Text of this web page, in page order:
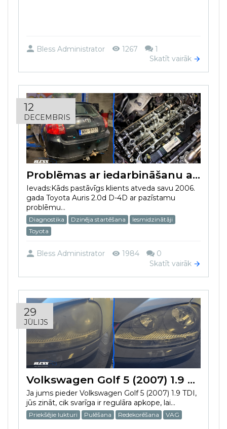
Bless Administrator 1267
1
Skatīt vairāk
12
DECEMBRIS
Problēmas ar iedarbināšanu aukstajā sezonā risināšana Toyota Auris 2.0d D-4D 2006
Ievads:Kāds pastāvīgs klients atveda savu 2006.
gada Toyota Auris 2.0d D-4D ar pazīstamu
problēmu...
Diagnostika Dzinēja startēšana
Iesmidzinātāji
Toyota
Bless Administrator 1984
0
Skatīt vairāk
29
JŪLIJS
Volkswagen Golf 5 (2007) 1.9 TDI priekšējo lukturu pulēšana: uzlabota drošība un estētika
Ja jums pieder Volkswagen Golf 5 (2007) 1.9 TDI,
jūs zināt, cik svarīga ir regulāra apkope, lai...
Priekšējie lukturi Pulēšana Redekorēšana VAG